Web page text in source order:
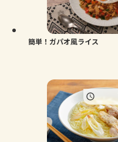
簡単！ガパオ風ライス